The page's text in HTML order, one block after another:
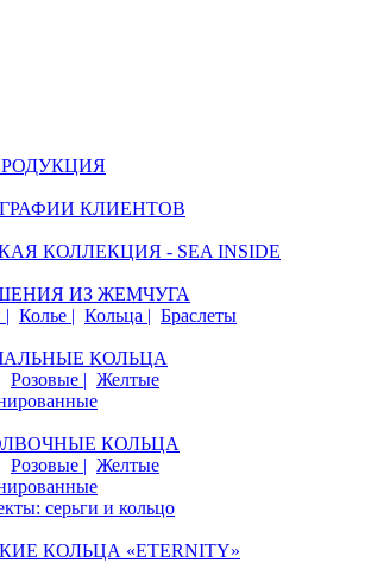
КЛИЕНТОВ
КОЛЛЕКЦИЯ - SEA INSIDE
ИЗ ЖЕМЧУГА
| Колье | Кольца | Браслеты
КОЛЬЦА
Розовые | Желтые
КОЛЬЦА
Розовые | Желтые
серьги и кольцо
КОЛЬЦА «ETERNITY»